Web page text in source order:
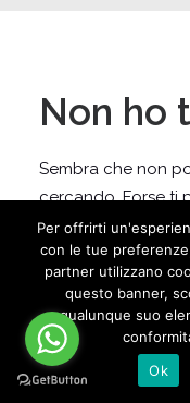
Non ho
Sembra che non
cercando. Forse ti
Per offrirti
con le tue
partner utilizzano
questo banner,
qualunque suo
Ok